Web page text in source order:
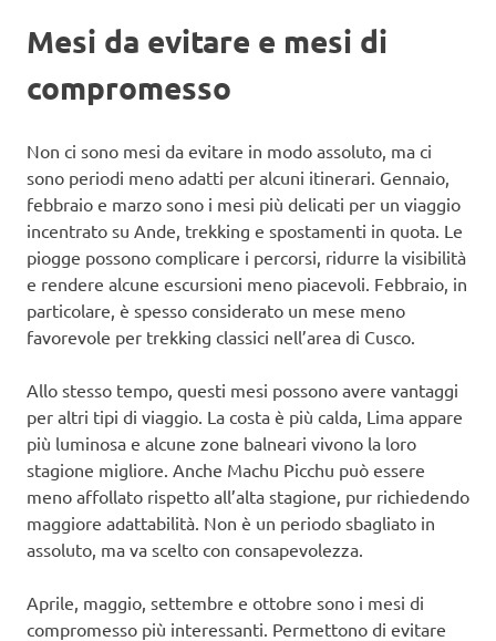
Mesi da evitare e mesi di
compromesso
Non ci sono mesi da evitare in modo assoluto, ma ci
sono periodi meno adatti per alcuni itinerari. Gennaio,
febbraio e marzo sono i mesi più delicati per un viaggio
incentrato su Ande, trekking e spostamenti in quota. Le
piogge possono complicare i percorsi, ridurre la visibilità
e rendere alcune escursioni meno piacevoli. Febbraio, in
particolare, è spesso considerato un mese meno
favorevole per trekking classici nell’area di Cusco.
Allo stesso tempo, questi mesi possono avere vantaggi
per altri tipi di viaggio. La costa è più calda, Lima appare
più luminosa e alcune zone balneari vivono la loro
stagione migliore. Anche Machu Picchu può essere
meno affollato rispetto all’alta stagione, pur richiedendo
maggiore adattabilità. Non è un periodo sbagliato in
assoluto, ma va scelto con consapevolezza.
Aprile, maggio, settembre e ottobre sono i mesi di
compromesso più interessanti. Permettono di evitare